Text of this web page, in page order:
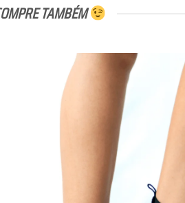
TAMBÉM
de